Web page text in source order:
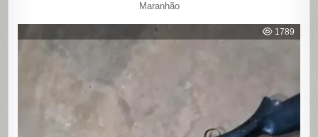
Maranhão
1789